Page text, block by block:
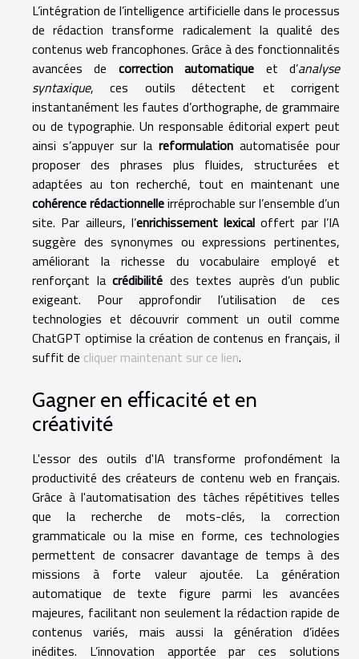
L’intégration de l’intelligence artificielle dans le processus
de rédaction transforme radicalement la qualité des
contenus web francophones. Grâce à des fonctionnalités
avancées de correction automatique et d’analyse
syntaxique, ces outils détectent et corrigent
instantanément les fautes d’orthographe, de grammaire
ou de typographie. Un responsable éditorial expert peut
ainsi s’appuyer sur la reformulation automatisée pour
proposer des phrases plus fluides, structurées et
adaptées au ton recherché, tout en maintenant une
cohérence rédactionnelleirréprochable sur l’ensemble d’un
site. Par ailleurs, l’enrichissement lexical offert par l’IA
suggère des synonymes ou expressions pertinentes,
améliorant la richesse du vocabulaire employé et
renforçant lacrédibilité des textes auprès d’un public
exigeant. Pour approfondir l’utilisation de ces
technologies et découvrir comment un outil comme
ChatGPT optimise la création de contenus en français, il
suffit de cliquer maintenant sur ce lien.
Gagner en efficacité et en
créativité
L'essor des outils d'IA transforme profondément la
productivité des créateurs de contenu web en français.
Grâce à l'automatisation des tâches répétitives telles
que la recherche de mots-clés, la correction
grammaticale ou la mise en forme, ces technologies
permettent de consacrer davantage de temps à des
missions à forte valeur ajoutée. La génération
automatique de texte figure parmi les avancées
majeures, facilitant non seulement la rédaction rapide de
contenus variés, mais aussi la génération d’idées
inédites. L’innovation apportée par ces solutions